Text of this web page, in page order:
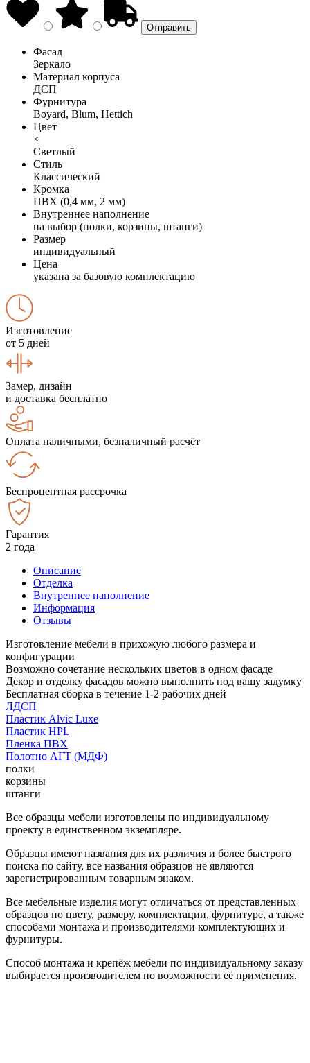
Фасад
Зеркало
Материал корпуса
ДСП
Фурнитура
Boyard, Blum, Hettich
Цвет
<
Светлый
Стиль
Классический
Кромка
ПВХ (0,4 мм, 2 мм)
Внутреннее наполнение
на выбор (полки, корзины, штанги)
Размер
индивидуальный
Цена
указана за базовую комплектацию
Изготовление
от 5 дней
Замер, дизайн
и доставка бесплатно
Оплата наличными, безналичный расчёт
Беспроцентная рассрочка
Гарантия
2 года
Описание
Отделка
Внутреннее наполнение
Информация
Отзывы
Изготовление мебели в прихожую любого размера и
конфигурации
Возможно сочетание нескольких цветов в одном фасаде
Декор и отделку фасадов можно выполнить под вашу задумку
Бесплатная сборка в течение 1-2 рабочих дней
ЛДСП
Пластик Alvic Luxe
Пластик HPL
Пленка ПВХ
Полотно АГТ (МДФ)
полки
корзины
штанги
Все образцы мебели изготовлены по индивидуальному
проекту в единственном экземпляре.
Образцы имеют названия для их различия и более быстрого
поиска по сайту, все названия образцов не являются
зарегистрированным товарным знаком.
Все мебельные изделия могут отличаться от представленных
образцов по цвету, размеру, комплектации, фурнитуре, а также
способами монтажа и производителями комплектующих и
фурнитуры.
Способ монтажа и крепёж мебели по индивидуальному заказу
выбирается производителем по возможности её применения.